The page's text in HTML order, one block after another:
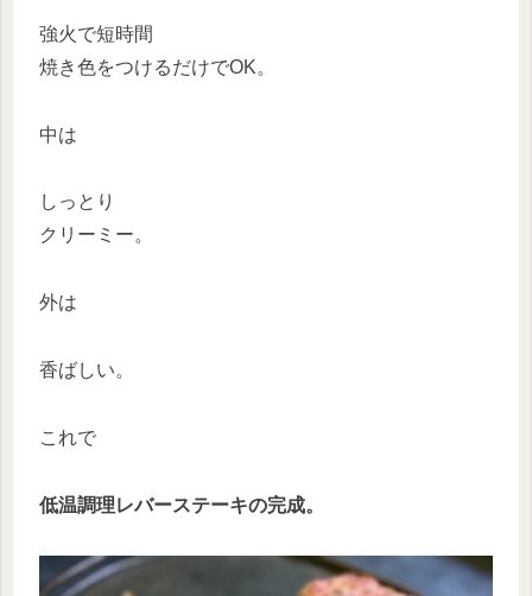
強火で短時間
焼き色をつけるだけでOK。
中は
しっとり
クリーミー。
外は
香ばしい。
これで
低温調理レバーステーキの完成。